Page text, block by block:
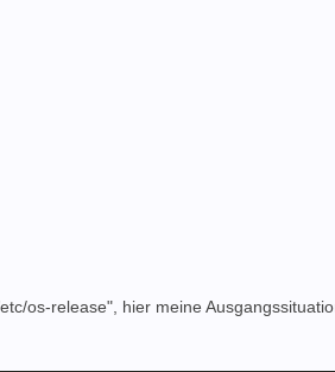
os-release", hier meine